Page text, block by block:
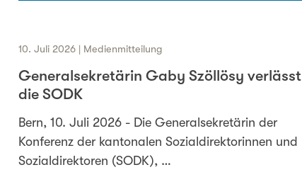
10. Juli 2026 | Medienmitteilung
Generalsekretärin Gaby Szöllösy verlässt
die SODK
Bern, 10. Juli 2026 - Die Generalsekretärin der
Konferenz der kantonalen Sozialdirektorinnen und
Sozialdirektoren (SODK), …